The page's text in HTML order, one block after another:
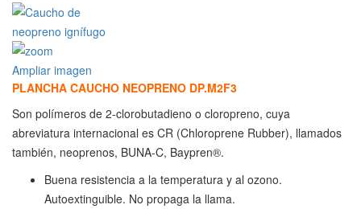
Ampliar imagen
PLANCHA CAUCHO NEOPRENO DP.M2F3
Son polímeros de 2-clorobutadieno o cloropreno, cuya
abreviatura internacional es CR (Chloroprene Rubber), llamados
también, neoprenos, BUNA-C, Baypren®.
Buena resistencia a la temperatura y al ozono.
Autoextinguible. No propaga la llama.